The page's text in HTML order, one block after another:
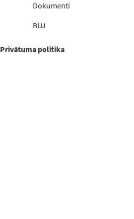
Dokumenti
BUJ
Privātuma politika